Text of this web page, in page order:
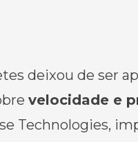
deixou de ser
velocidade e
Technologies,